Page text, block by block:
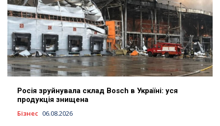
Росія зруйнувала склад Bosch в Україні: уся
продукція знищена
Бізнес 06.08.2026